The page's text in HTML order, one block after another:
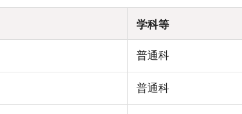
学科等
普通科
普通科